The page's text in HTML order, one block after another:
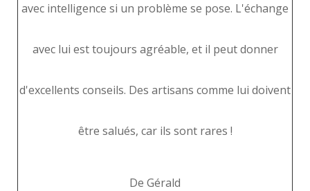
avec intelligence si un problème se pose. L'échange
avec lui est toujours agréable, et il peut donner
d'excellents conseils. Des artisans comme lui doivent
être salués, car ils sont rares !
De Gérald